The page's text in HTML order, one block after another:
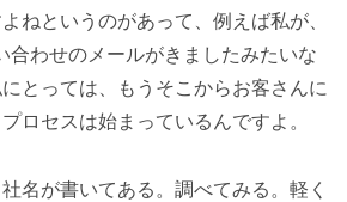
ねというのがあって、例えば私が、
合わせのメールがきましたみたいな
とっては、もうそこからお客さんに
ロセスは始まっているんですよ。
名が書いてある。調べてみる。軽く